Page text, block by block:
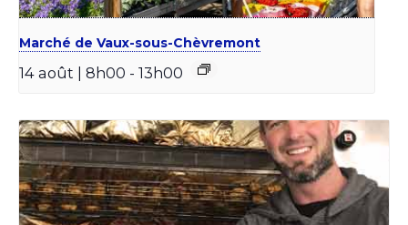
Marché de Vaux-sous-Chèvremont
14 août | 8h00 - 13h00